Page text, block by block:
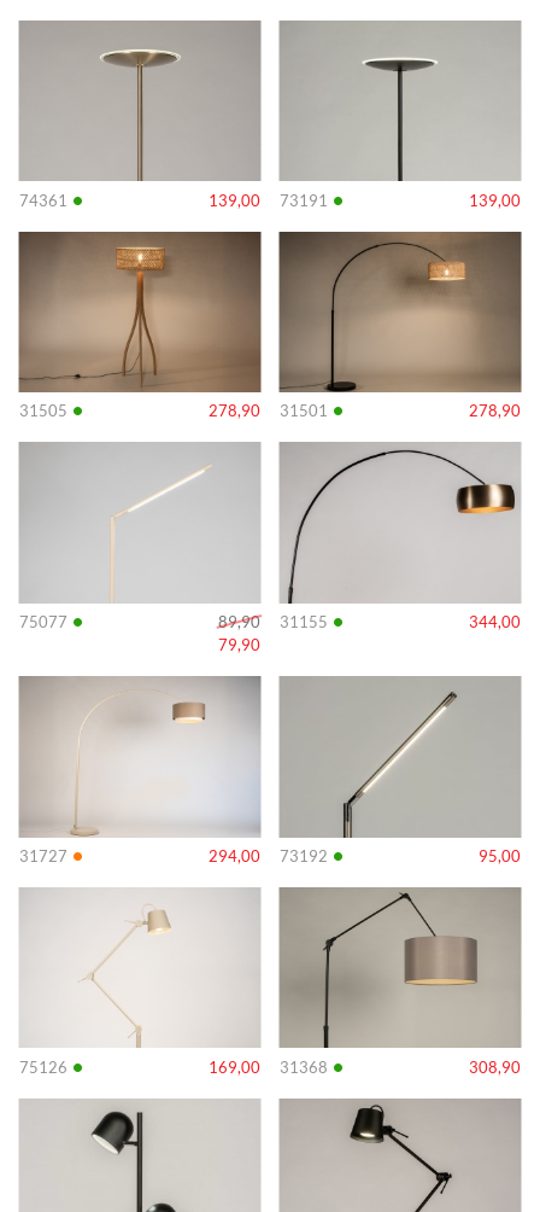
74361 • 139,00
Info
73191 • 139,00
Info
31505 • 278,90
Info
31501 • 278,90
Info
75077 •
89,90
79,90
Info
31155 • 344,00
Info
31727 • 294,00
Info
73192 • 95,00
Info
75126 • 169,00
Info
31368 • 308,90
Info
Info Info